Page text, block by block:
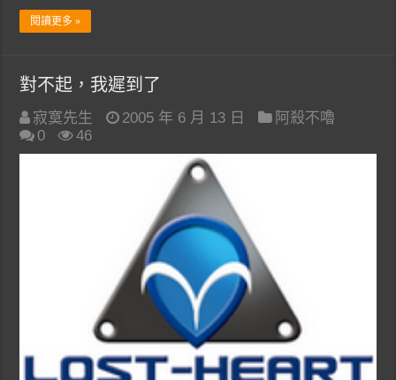
閱讀更多 »
對不起，我遲到了
寂寞先生 2005 年 6 月 13 日
阿殺不嚕
0
46